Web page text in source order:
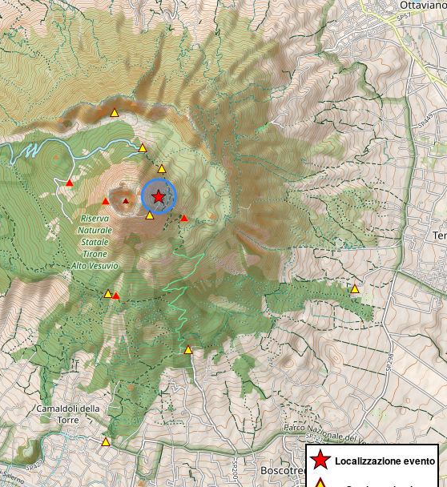
s
Localizzazione evento